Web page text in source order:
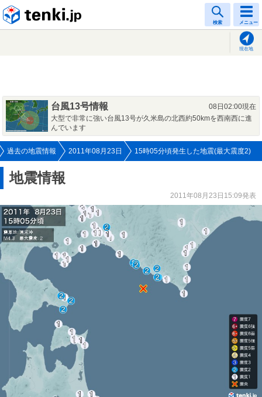
検索 メニュー
現在地
台風13号情報
08日02:00現在
大型で非常に強い台風13号が久米島の北西約50kmを西南西に進
んでいます
過去の地震情報 2011年08月23日 15時05分頃発生した地震(最大震度2)
地震情報
2011年08月23日15:09発表